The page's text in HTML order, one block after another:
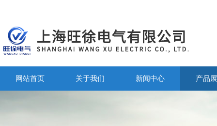
网站首页 关于我们 新闻中心 产品